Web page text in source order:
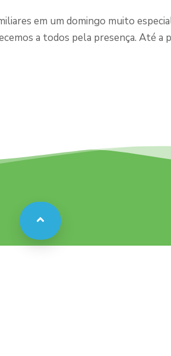
em um domingo muito
a todos pela presença. Até a